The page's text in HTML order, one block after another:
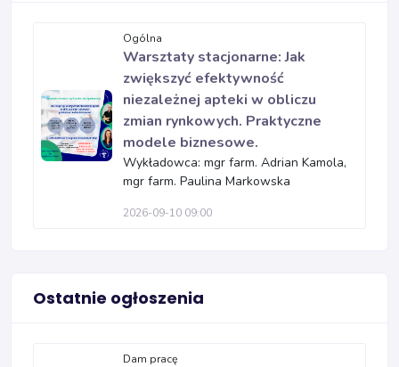
Ogólna
Warsztaty stacjonarne: Jak
zwiększyć efektywność
niezależnej apteki w obliczu
zmian rynkowych. Praktyczne
modele biznesowe.
Wykładowca: mgr farm. Adrian Kamola,
mgr farm. Paulina Markowska
2026-09-10 09:00
Ostatnie ogłoszenia
Dam pracę